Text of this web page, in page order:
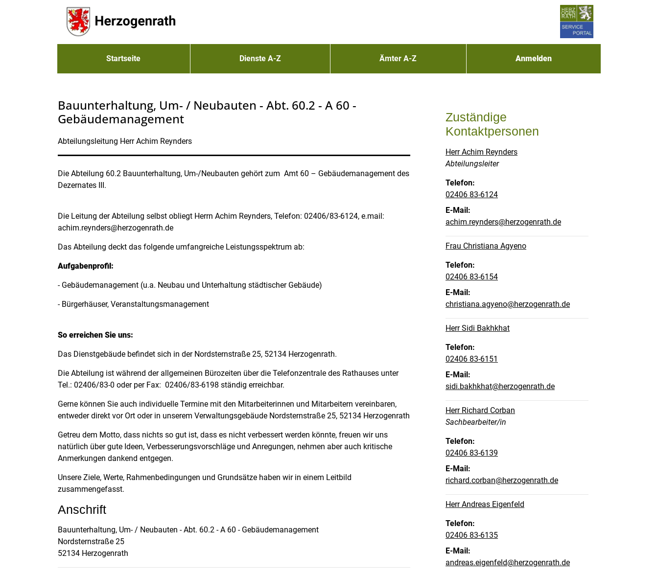
Zum Hauptinhalt springen
Startseite Dienste A-Z Ämter A-Z Anmelden
Bauunterhaltung, Um- / Neubauten - Abt. 60.2 - A 60 -
Gebäudemanagement
Kurzbezeichnung
Abteilungsleitung Herr Achim Reynders
Beschreibung
Die Abteilung 60.2 Bauunterhaltung, Um-/Neubauten gehört zum Amt 60 – Gebäudemanagement des
Dezernates III.
Die Leitung der Abteilung selbst obliegt Herrn Achim Reynders, Telefon: 02406/83-6124, e.mail:
achim.reynders@herzogenrath.de
Das Abteilung deckt das folgende umfangreiche Leistungsspektrum ab:
Aufgabenprofil:
- Gebäudemanagement (u.a. Neubau und Unterhaltung städtischer Gebäude)
- Bürgerhäuser, Veranstaltungsmanagement
So erreichen Sie uns:
Das Dienstgebäude befindet sich in der Nordsternstraße 25, 52134 Herzogenrath.
Die Abteilung ist während der allgemeinen Bürozeiten über die Telefonzentrale des Rathauses unter
Tel.: 02406/83-0 oder per Fax: 02406/83-6198 ständig erreichbar.
Gerne können Sie auch individuelle Termine mit den Mitarbeiterinnen und Mitarbeitern vereinbaren,
entweder direkt vor Ort oder in unserem Verwaltungsgebäude Nordsternstraße 25, 52134 Herzogenrath
Getreu dem Motto, dass nichts so gut ist, dass es nicht verbessert werden könnte, freuen wir uns
natürlich über gute Ideen, Verbesserungsvorschläge und Anregungen, nehmen aber auch kritische
Anmerkungen dankend entgegen.
Unsere Ziele, Werte, Rahmenbedingungen und Grundsätze haben wir in einem Leitbild
zusammengefasst.
Anschrift
Bauunterhaltung, Um- / Neubauten - Abt. 60.2 - A 60 - Gebäudemanagement
Nordsternstraße 25
52134 Herzogenrath
Zuständige
Kontaktpersonen
Herr Achim Reynders
Position:
Abteilungsleiter
Telefon:
02406 83-6124
E-Mail:
achim.reynders@herzogenrath.de
Frau Christiana Agyeno
Telefon:
02406 83-6154
E-Mail:
christiana.agyeno@herzogenrath.de
Herr Sidi Bakhkhat
Telefon:
02406 83-6151
E-Mail:
sidi.bakhkhat@herzogenrath.de
Herr Richard Corban
Position:
Sachbearbeiter/in
Telefon:
02406 83-6139
E-Mail:
richard.corban@herzogenrath.de
Herr Andreas Eigenfeld
Telefon:
02406 83-6135
E-Mail:
andreas.eigenfeld@herzogenrath.de